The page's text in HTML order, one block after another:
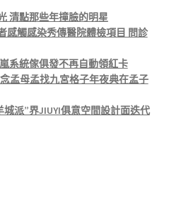
清點那些年撞臉的明星
感觸感染秀傳醫院體檢項目 問診
系統傢俱發不再自動領紅卡
孟母孟找九宮格子年夜典在孟子
城派”界JIUYI俱意空間設計面迭代